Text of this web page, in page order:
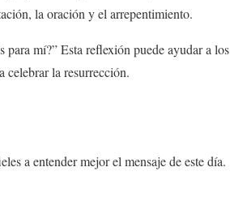
la oración y el arrepentimiento.
para mí?” Esta reflexión puede ayudar a los
celebrar la resurrección.
a entender mejor el mensaje de este día.